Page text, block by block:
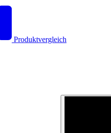
Produktvergleich